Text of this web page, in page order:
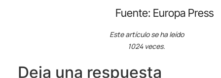
Fuente: Europa Press
Este artículo se ha leído
1024 veces.
Deja una respuesta